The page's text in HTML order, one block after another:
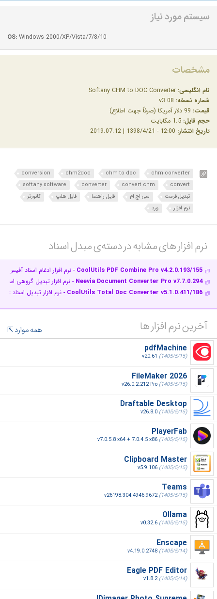
سیستم مورد نیاز
OS: Windows 2000/XP/Vista/7/8/10
مشخصات
نام انگلیسی:
شماره نسخه:
قیمت:
حجم فایل:
تاریخ انتشار:
chm converter
chm to doc
chm2doc
conversion
convert
convert chm
converter
softany software
تبدیل فرمت
سی اچ ام فایل راهنما فایل هلپ
کانورتر
نرم افزار
ورد
نرم افزار های مشابه در دسته‌ی‌ مبدل اسناد‎
CoolUtils PDF Combine Pro v4.2.0.193/155 - نرم افزار ادغام اسناد
Neevia Document Converter Pro v7.7.0.294 - نرم افزار تبدیل گروهی
CoolUtils Total Doc Converter v5.1.0.411/186 - نرم افزار تبدیل اسناد Doc یا RTF به پی دی اف و فرمت های
آخرین نرم افزار ها
همه موارد
pdfMachine
v20.61 (1405/5/15)
FileMaker 2026
v26.0.2.212 Pro (1405/5/15)
Draftable Desktop
v26.8.0 (1405/5/15)
PlayerFab
v7.0.5.8 x64 + 7.0.4.5 x86 (1405/5/15)
Clipboard Master
v5.9.106 (1405/5/15)
Teams
v26198.304.4946.9672(1405/5/15)
Ollama
v0.32.6 (1405/5/15)
Enscape
v4.19.0.2748 (1405/5/14)
Eagle PDF Editor
v1.8.2(1405/5/14)